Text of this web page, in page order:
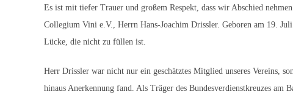
Es ist mit tiefer Trauer und großem Respekt, dass wir Abschied
Collegium Vini e.V., Herrn Hans-Joachim Drissler. Geboren am 19.
Lücke, die nicht zu füllen ist.
Herr Drissler war nicht nur ein geschätztes Mitglied unseres Vereins,
hinaus Anerkennung fand. Als Träger des Bundesverdienstkreuzes am